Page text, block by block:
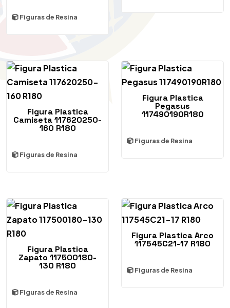
Figuras de Resina
Figura Plastica
Camiseta 117620250-
160 R180
Figuras de Resina
Figura Plastica
Pegasus
117490190R180
Figuras de Resina
Figura Plastica
Zapato 117500180-
130 R180
Figuras de Resina
Figura Plastica Arco
117545C21-17 R180
Figuras de Resina